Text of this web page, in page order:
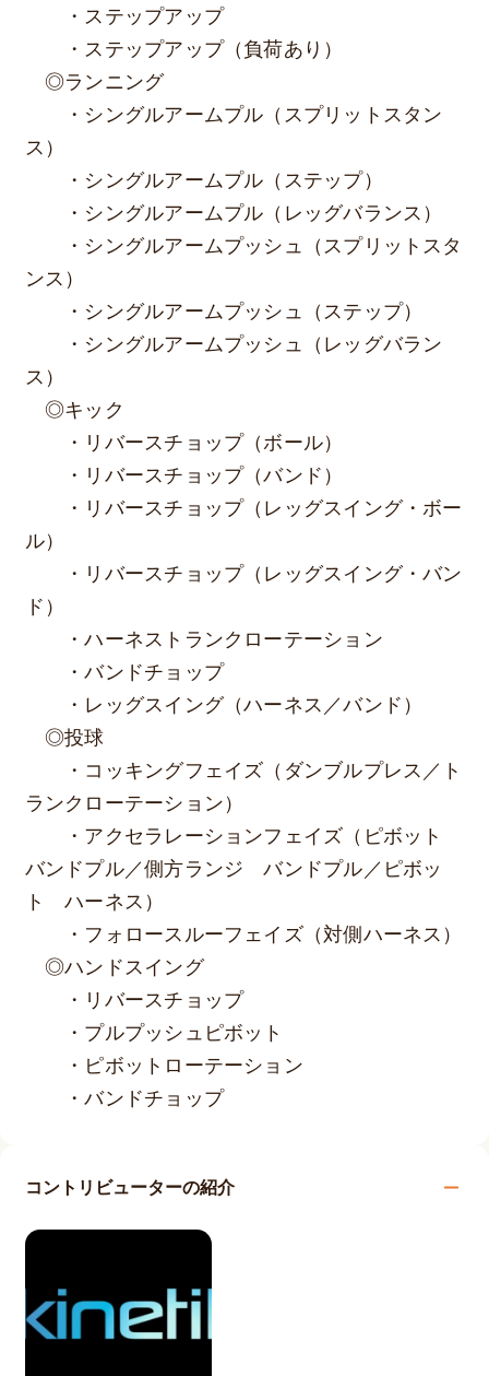
・ステップアップ
・ステップアップ（負荷あり）
◎ランニング
・シングルアームプル（スプリットスタン
ス）
・シングルアームプル（ステップ）
・シングルアームプル（レッグバランス）
・シングルアームプッシュ（スプリットスタ
ンス）
・シングルアームプッシュ（ステップ）
・シングルアームプッシュ（レッグバラン
ス）
◎キック
・リバースチョップ（ボール）
・リバースチョップ（バンド）
・リバースチョップ（レッグスイング・ボー
ル）
・リバースチョップ（レッグスイング・バン
ド）
・ハーネストランクローテーション
・バンドチョップ
・レッグスイング（ハーネス／バンド）
◎投球
・コッキングフェイズ（ダンブルプレス／ト
ランクローテーション）
・アクセラレーションフェイズ（ピボット
バンドプル／側方ランジ バンドプル／ピボッ
ト ハーネス）
・フォロースルーフェイズ（対側ハーネス）
◎ハンドスイング
・リバースチョップ
・プルプッシュピボット
・ピボットローテーション
・バンドチョップ
コントリビューターの紹介